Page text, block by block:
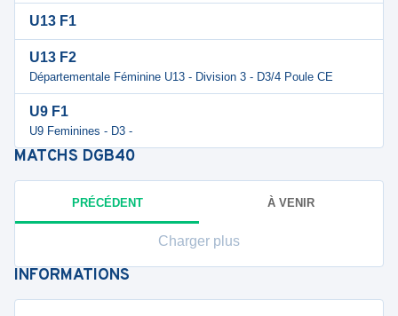
U13 F1
U13 F2
Départementale Féminine U13 - Division 3 - D3/4 Poule CE
U9 F1
U9 Feminines - D3 -
MATCHS DGB40
PRÉCÉDENT À VENIR
Charger plus
INFORMATIONS